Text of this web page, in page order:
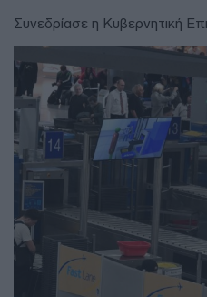
Συνεδρίασε η Κυβερνητική